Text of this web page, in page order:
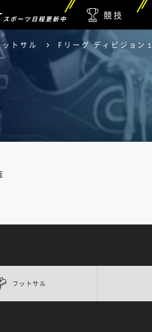
スポーツ日程更新中 競技
ットサル Fリーグ ディビジョン１
フットサル